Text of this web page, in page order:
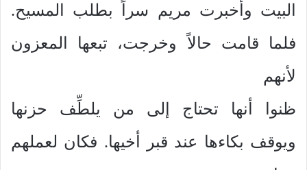
البيت وأخبرت مريم سراً بطلب المسيح.
فلما قامت حالاً وخرجت، تبعها المعزون
لأنهم
ظنوا أنها تحتاج إلى من يلطِّف حزنها
ويوقف بكاءها عند قبر أخيها. فكان لعملهم